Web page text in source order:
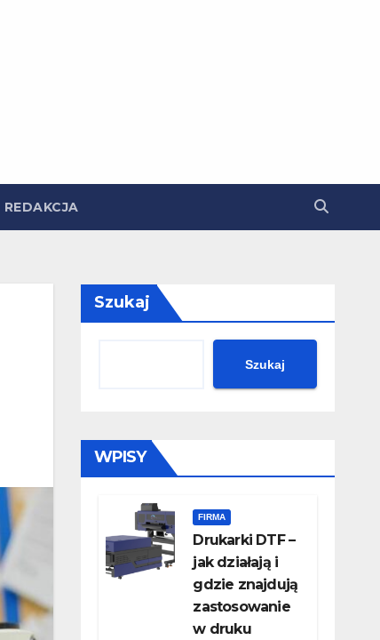
REDAKCJA
Szukaj
Szukaj
WPISY
FIRMA
Drukarki DTF –
jak działają i
gdzie znajdują
zastosowanie
w druku